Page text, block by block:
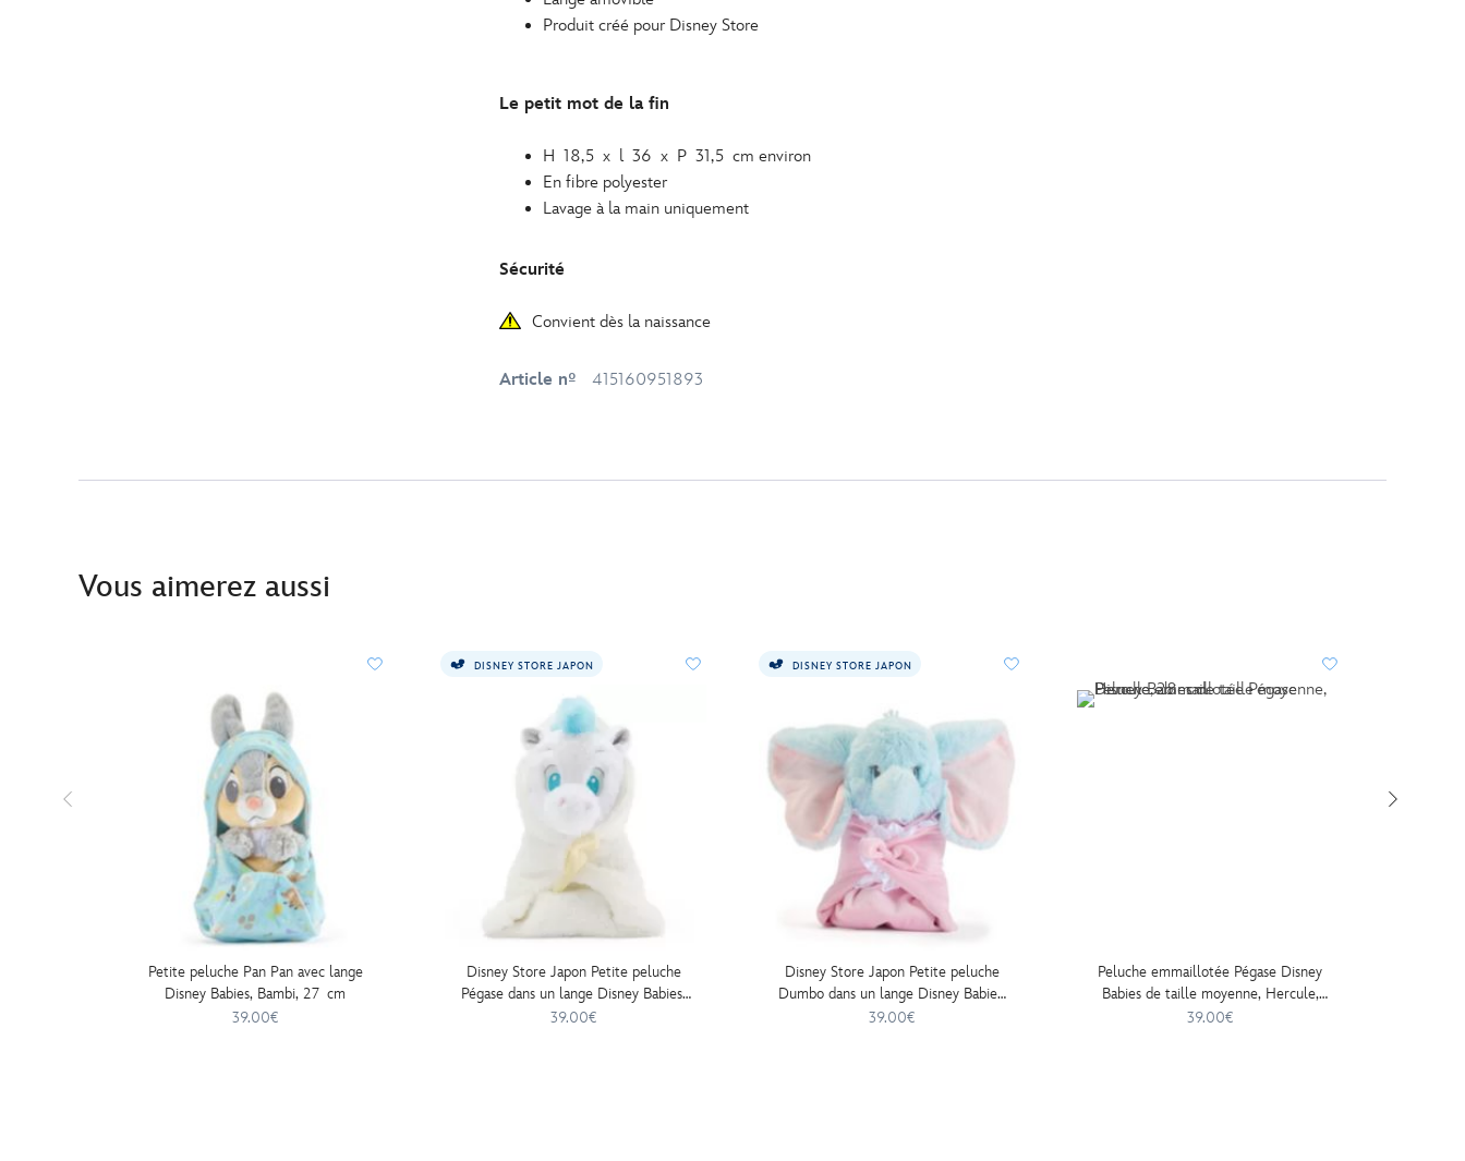
Produit créé pour Disney Store
Le petit mot de la fin
H 18,5 x l 36 x P 31,5 cm environ
En fibre polyester
Lavage à la main uniquement
Sécurité
Convient dès la naissance
Article nº 415160951893
Vous aimerez aussi
Petite peluche Pan Pan avec lange
Disney Babies, Bambi, 27 cm
39.00€
DISNEY STORE JAPON
Disney Store Japon Petite peluche
Pégase dans un lange Disney Babies,
24 cm
39.00€
DISNEY STORE JAPON
Disney Store Japon Petite peluche
Dumbo dans un lange Disney Babies,
24 cm
39.00€
Peluche emmaillotée Pégase Disney
Babies de taille moyenne, Hercule,
28 cm
39.00€